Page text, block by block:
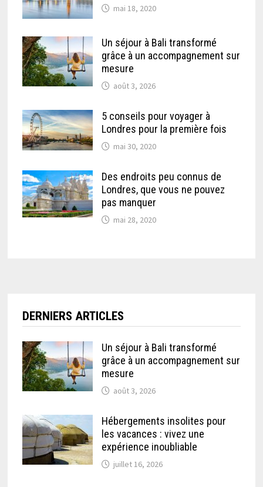
mai 18, 2020
Un séjour à Bali transformé
grâce à un accompagnement sur
mesure
août 3, 2026
5 conseils pour voyager à
Londres pour la première fois
mai 30, 2020
Des endroits peu connus de
Londres, que vous ne pouvez
pas manquer
mai 28, 2020
DERNIERS ARTICLES
Un séjour à Bali transformé
grâce à un accompagnement sur
mesure
août 3, 2026
Hébergements insolites pour
les vacances : vivez une
expérience inoubliable
juillet 16, 2026